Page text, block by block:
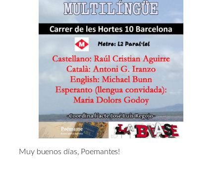
Muy buenos días, Poemantes!